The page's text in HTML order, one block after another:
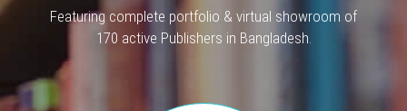
Featuring complete portfolio & virtual showroom of
170 active Publishers in Bangladesh.